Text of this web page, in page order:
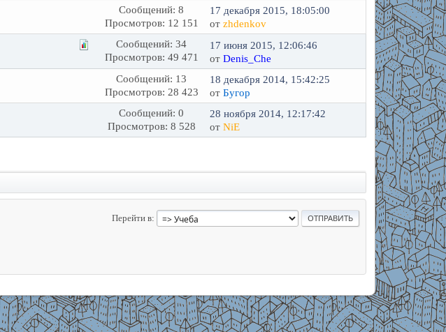
Сообщений: 8
Просмотров: 12 151
17 декабря 2015, 18:05:00
отzhdenkov
Сообщений: 34
Просмотров: 49 471
17 июня 2015, 12:06:46
отDenis_Che
Сообщений: 13
Просмотров: 28 423
18 декабря 2014, 15:42:25
отБугор
Сообщений: 0
Просмотров: 8 528
28 ноября 2014, 12:17:42
отNiE
Перейти в